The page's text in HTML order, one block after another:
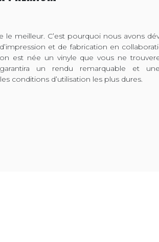
le meilleur. C’est pourquoi nous avons
et de fabrication en
est née un vinyle que vous ne
un rendu remarquable et
conditions d’utilisation les plus dures.